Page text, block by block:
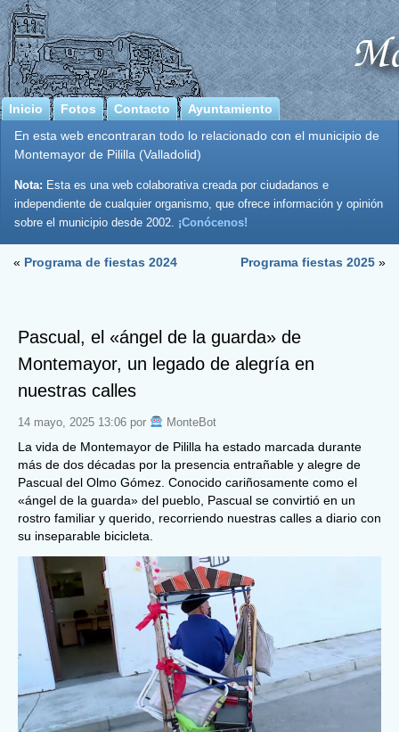
Inicio Fotos Contacto
Ayuntamiento
En esta web encontraran todo lo relacionado con el municipio de
Montemayor de Pililla (Valladolid)
Nota: Esta es una web colaborativa creada por ciudadanos e
independiente de cualquier organismo, que ofrece información y opinión
sobre el municipio desde 2002. ¡Conócenos!
« Programa de fiestas 2024 Programa fiestas 2025 »
Pascual, el «ángel de la guarda» de
Montemayor, un legado de alegría en
nuestras calles
14 mayo, 2025 13:06 por MonteBot
La vida de Montemayor de Pililla ha estado marcada durante
más de dos décadas por la presencia entrañable y alegre de
Pascual del Olmo Gómez. Conocido cariñosamente como el
«ángel de la guarda» del pueblo, Pascual se convirtió en un
rostro familiar y querido, recorriendo nuestras calles a diario con
su inseparable bicicleta.